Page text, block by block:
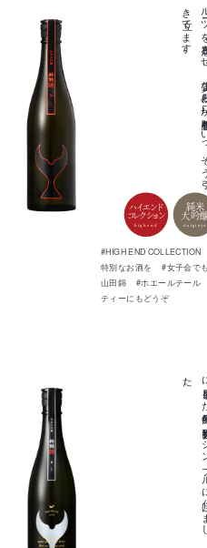
。
ハイエンド
コレクション
highend
純米
大吟
daiginjo
#HIGH END COLLECTION
特別なお酒を
#女子会で
山田錦
#ホエールテール
ティーにもどうぞ
。